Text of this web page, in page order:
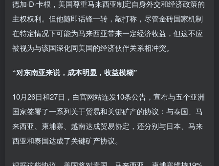
德加·D·卡根，美国尊重马来西亚制定自身外交和经济政策的
主权权利。但他随即话锋一转，敲打称，尽管金砖国家机制
在特定情况下可能为马来西亚带来一定经济收益，但这不应
被视为与该国深化同美国的经济伙伴关系相冲突。
“对东南亚来说，成本明显，收益模糊”
10月26日和27日，白宫网站连发10条公告，宣布与五个亚洲
国家签署了一系列关于贸易和关键矿产的协议：与泰国、马
来西亚、柬埔寨、越南达成贸易协定，还分别与日本、马来
西亚和泰国达成了关键矿产协议。